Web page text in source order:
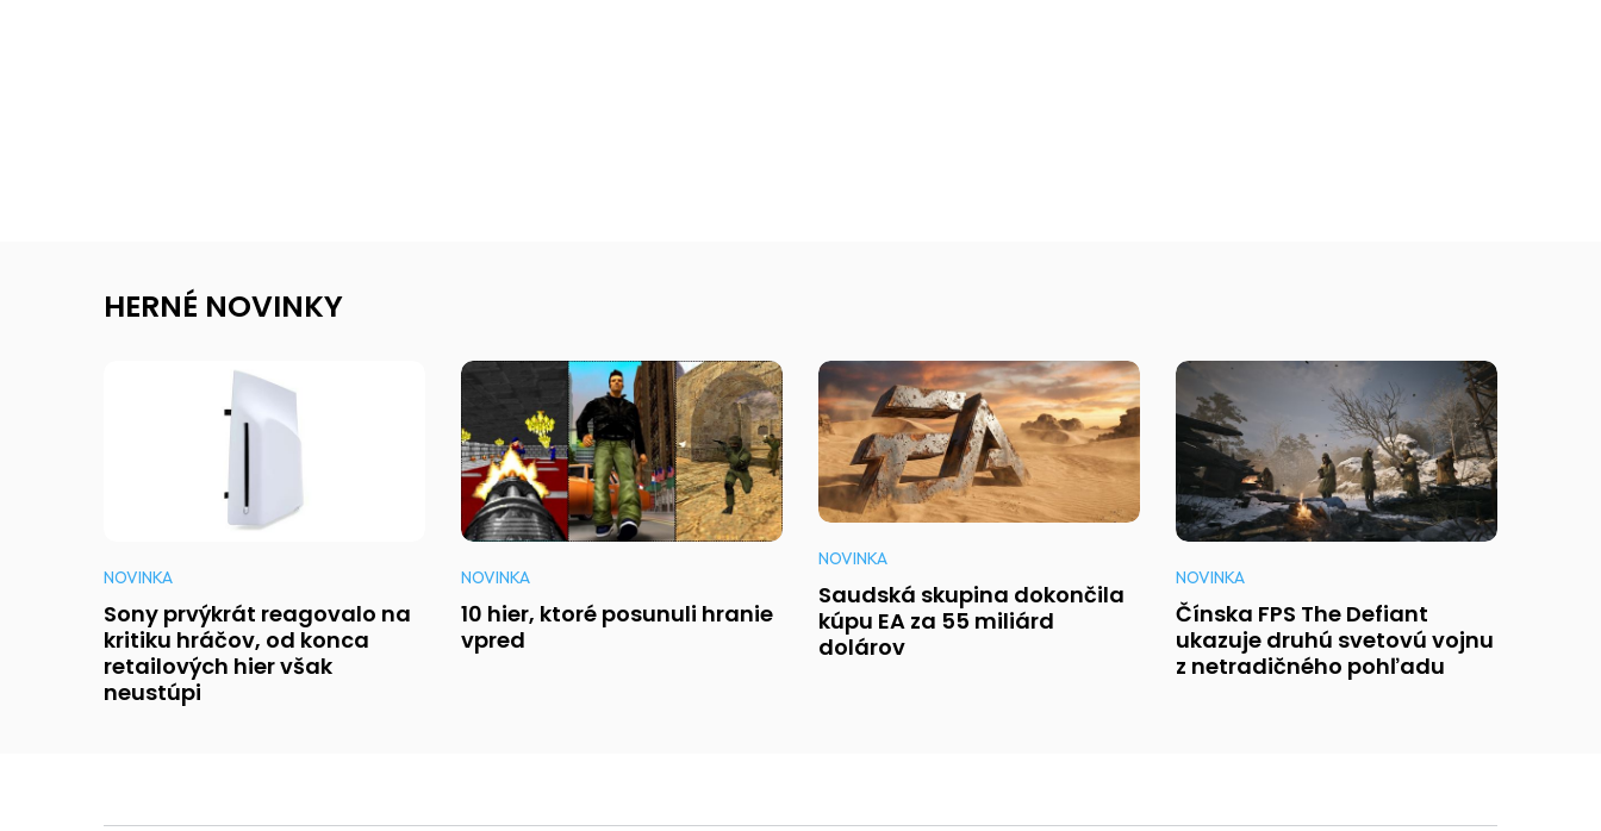
HERNÉ NOVINKY
NOVINKA
Sony prvýkrát reagovalo na
kritiku hráčov, od konca
retailových hier však
neustúpi
NOVINKA
10 hier, ktoré posunuli hranie
vpred
NOVINKA
Saudská skupina dokončila
kúpu EA za 55 miliárd
dolárov
NOVINKA
Čínska FPS The Defiant
ukazuje druhú svetovú vojnu
z netradičného pohľadu